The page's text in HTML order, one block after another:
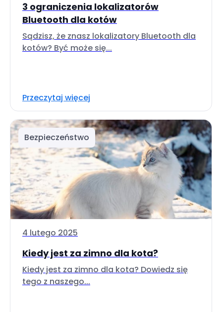
3 ograniczenia lokalizatorów
Bluetooth dla kotów
Sądzisz, że znasz lokalizatory Bluetooth dla
kotów? Być może się...
Przeczytaj więcej
Bezpieczeństwo
4 lutego 2025
Kiedy jest za zimno dla kota?
Kiedy jest za zimno dla kota? Dowiedz się
tego z naszego...